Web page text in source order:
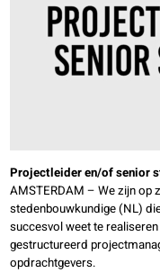
Projectleider en/of senior
AMSTERDAM – We zijn
stedenbouwkundige (NL)
succesvol weet te
gestructureerd
opdrachtgevers.